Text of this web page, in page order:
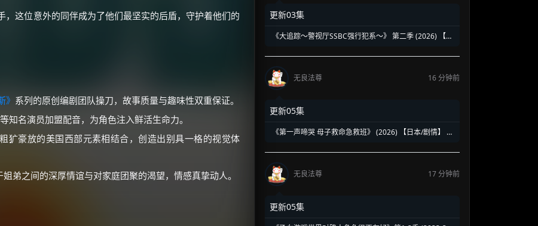
这位意外的同伴成为了他们最坚实的后盾，守护着他们的
》 系列的原创编剧团队操刀，故事质量与趣味性双重保证。
知名演员加盟配音，为角色注入鲜活生命力。
犷豪放的美国西部元素相结合，创造出别具一格的视觉体
弟之间的深厚情谊与对家庭团聚的渴望，情感真挚动人。
更新03集
《大追踪〜警视厅SSBC强行犯系〜》 第二季 (2026) 【日
大森南朋x相叶雅纪x松下奈绪强势回归
无良法尊
16 分钟前
更新05集
《第一声啼哭 母子救命急救班》 (2026) 【日本/剧情】 |
疗神剧
无良法尊
17 分钟前
更新05集
朋友们辛苦了 💦
你需要的各种会员，都可低价购买！
如夸克12个月送14天 最低75元！
还有支付宝现金红包、外卖红包、